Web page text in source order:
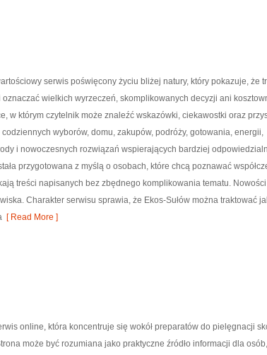
serwis poświęcony życiu bliżej natury, który pokazuje, że
wielkich wyrzeczeń, skomplikowanych decyzji ani
w którym czytelnik może znaleźć wskazówki, ciekawostki oraz
wyborów, domu, zakupów, podróży, gotowania, energii,
i nowoczesnych rozwiązań wspierających bardziej
przygotowana z myślą o osobach, które chcą poznawać
treści napisanych bez zbędnego komplikowania tematu.
Charakter serwisu sprawia, że Ekos-Sułów można traktować
[ Read More ]
online, która koncentruje się wokół preparatów do pielęgnacji
może być rozumiana jako praktyczne źródło informacji dla